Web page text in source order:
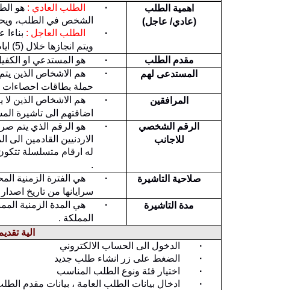
اهمية الطلب
(عادي/ عاجل)
· الطلب العادي :
الشخص في الطلب، ويحتاج الى فترة
·
الطلب العاجل :
ويتم انجازها خلال (5) ايام عمل ويترتب عليها بدل خدمة تبدأ من ( 100 ) دينار على الطلب .
مقدم الطلب
·
هو المستدعي او
المستدعى لهم
·
هم الاشخاص الذين
حملة بطاقات
المرافقين
·
اضافتهم الى تاشيرة
الرقم الشخصي
للاجانب
·
هو الرقم الذي يتم
الاردنيين القادمين
.
صلاحية التاشيرة
·
هي الفترة الزمنية
سرايانها من تاريخ
مدة التاشيرة
·
هي المدة الزمنية
المملكة .
الية
·
الدخول الى الحساب الالكتروني
·
الضغط على زر انشاء طلب جديد
·
اختيار فئة ونوع الطلب المناسب
·
ادخال بيانات الطلب العامة ، بيانات مقدم